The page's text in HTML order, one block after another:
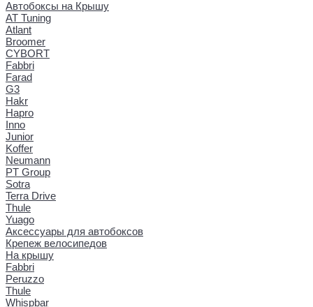
Автобоксы на Крышу
AT Tuning
Atlant
Broomer
CYBORT
Fabbri
Farad
G3
Hakr
Hapro
Inno
Junior
Koffer
Neumann
PT Group
Sotra
Terra Drive
Thule
Yuago
Аксессуары для автобоксов
Крепеж велосипедов
На крышу
Fabbri
Peruzzo
Thule
Whispbar